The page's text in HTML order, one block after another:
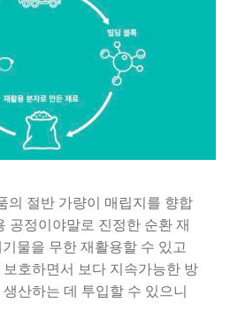
의 절반 가량이 매립지를 향합
공정이야말로 진정한 순환 재
물을 무한 재활용할 수 있고
호하면서 보다 지속가능한 방
산하는 데 투입할 수 있으니